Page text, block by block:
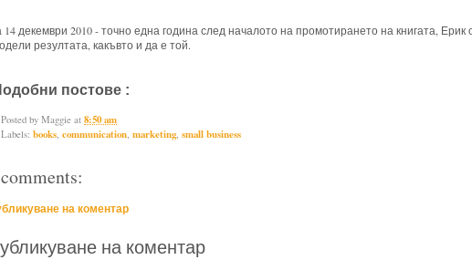
14 декември 2010 - точно една година след началото на промотирането на книгата,
резултата, какъвто и да е той.
постове :
Posted by Maggie at 8:50 am
Labels: books communication marketing, small business
на коментар
на коментар